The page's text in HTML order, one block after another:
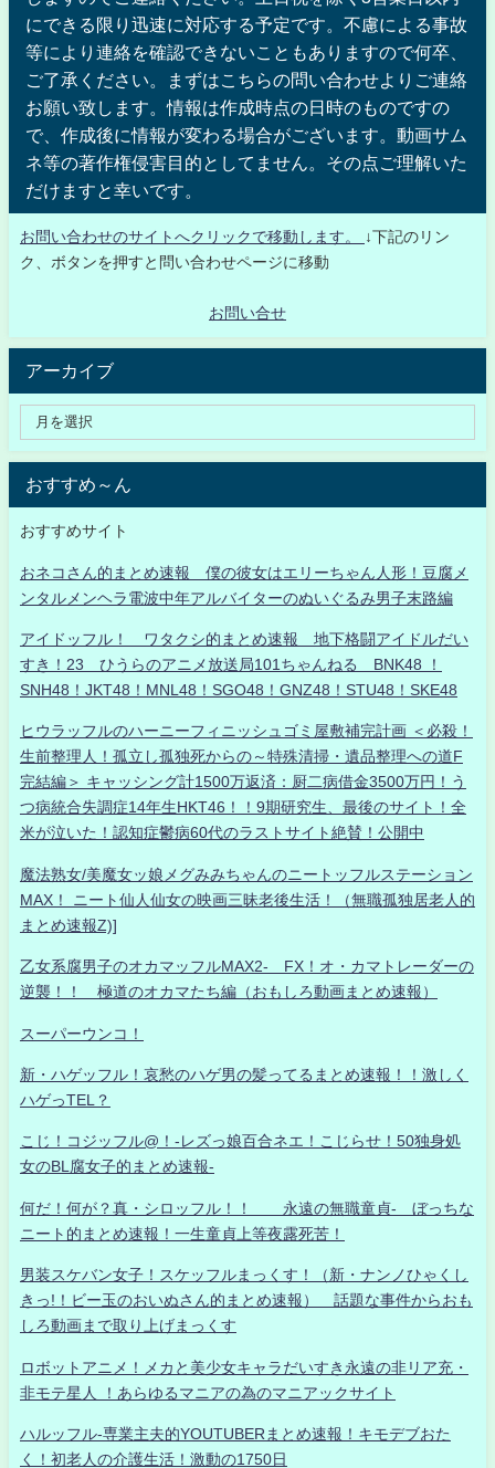
にできる限り迅速に対応する予定です。不慮による事故
等により連絡を確認できないこともありますので何卒、
ご了承ください。まずはこちらの問い合わせよりご連絡
お願い致します。情報は作成時点の日時のものですの
で、作成後に情報が変わる場合がございます。動画サム
ネ等の著作権侵害目的としてません。その点ご理解いた
だけますと幸いです。
お問い合わせのサイトへクリックで移動します。
↓下記のリン
ク、ボタンを押すと問い合わせページに移動
お問い合せ
アーカイブ
おすすめ～ん
おすすめサイト
おネコさん的まとめ速報 僕の彼女はエリーちゃん人形！豆腐メ
ンタルメンヘラ電波中年アルバイターのぬいぐるみ男子末路編
アイドッフル！ ワタクシ的まとめ速報 地下格闘アイドルだい
すき！23 ひうらのアニメ放送局101ちゃんねる BNK48 ！
SNH48！JKT48！MNL48！SGO48！GNZ48！STU48！SKE48
ヒウラッフルのハーニーフィニッシュゴミ屋敷補完計画 ＜必殺！
生前整理人！孤立し孤独死からの～特殊清掃・遺品整理への道F
完結編＞ キャッシング計1500万返済：厨二病借金3500万円！う
つ病統合失調症14年生HKT46！！9期研究生、最後のサイト！全
米が泣いた！認知症鬱病60代のラストサイト絶賛！公開中
魔法熟女/美魔女ッ娘メグみみちゃんのニートッフルステーション
MAX！ ニート仙人仙女の映画三昧老後生活！（無職孤独居老人的
まとめ速報Z)]
乙女系腐男子のオカマッフルMAX2- FX！オ・カマトレーダーの
逆襲！！ 極道のオカマたち編（おもしろ動画まとめ速報）
スーパーウンコ！
新・ハゲッフル！哀愁のハゲ男の髪ってるまとめ速報！！激しく
ハゲっTEL？
こじ！コジッフル@！-レズっ娘百合ネエ！こじらせ！50独身処
女のBL腐女子的まとめ速報-
何だ！何が？真・シロッフル！！ 永遠の無職童貞- ぼっちな
ニート的まとめ速報！一生童貞上等夜露死苦！
男装スケバン女子！スケッフルまっくす！（新・ナンノひゃくし
きっ!！ビー玉のおいぬさん的まとめ速報） 話題な事件からおも
しろ動画まで取り上げまっくす
ロボットアニメ！メカと美少女キャラだいすき永遠の非リア充・
非モテ星人 ！あらゆるマニアの為のマニアックサイト
ハルッフル-専業主夫的YOUTUBERまとめ速報！キモデブおた
く！初老人の介護生活！激動の1750日